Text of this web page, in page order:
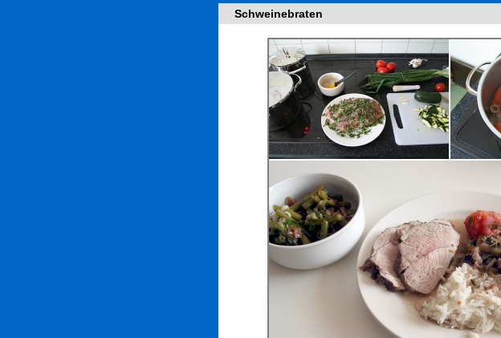
Schweinebraten